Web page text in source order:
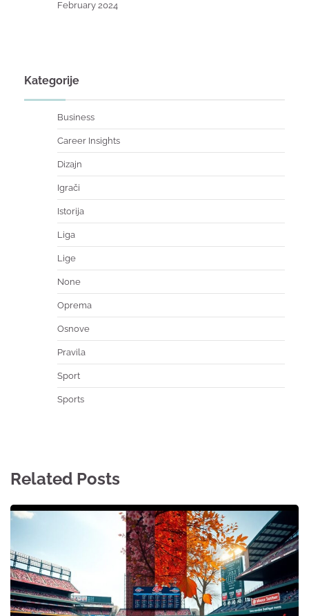
February 2024
Kategorije
Business
Career Insights
Dizajn
Igrači
Istorija
Liga
Lige
None
Oprema
Osnove
Pravila
Sport
Sports
Related Posts